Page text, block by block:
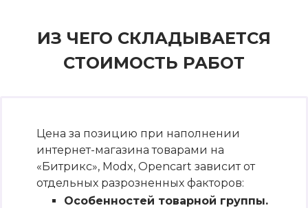
ИЗ ЧЕГО СКЛАДЫВАЕТСЯ
СТОИМОСТЬ РАБОТ
Цена за позицию при наполнении
интернет-магазина товарами на
«Битрикс», Modx, Opencart зависит от
отдельных разрозненных факторов:
Особенностей товарной группы.